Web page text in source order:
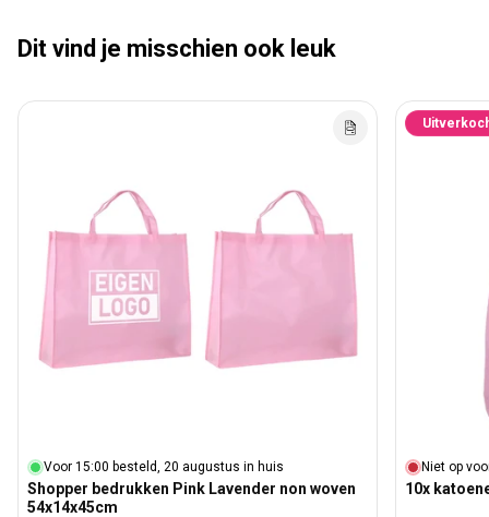
Dit vind je misschien ook leuk
Voor 15:00 besteld, 20 augustus in huis
Shopper bedrukken Pink Lavender non woven
54x14x45cm
Niet op
10x